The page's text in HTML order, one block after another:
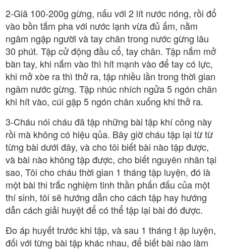
2-Giã 100-200g gừng, nấu với 2 lít nước nóng, rồi đổ
vào bồn tắm pha với nước lạnh vừa đủ ấm, nằm
ngâm ngập người và tay chân trong nước gừng lâu
30 phút. Tập cử động đầu cổ, tay chân. Tập nắm mở
bàn tay, khi nắm vào thì hít mạnh vào để tay có lực,
khi mở xòe ra thì thở ra, tập nhiều lần trong thời gian
ngâm nước gừng. Tập nhúc nhích ngửa 5 ngón chân
khi hít vào, cúi gập 5 ngón chân xuống khi thở ra.
3-Cháu nói cháu đã tập những bài tập khí công này
rồi mà không có hiệu qủa. Bây giờ cháu tập lại từ từ
từng bài dưới đây, và cho tôi biết bài nào tập được,
và bài nào không tập được, cho biết nguyên nhân tại
sao, Tôi cho cháu thời gian 1 tháng tập luyện, đó là
một bài thi trắc nghiệm tinh thần phấn đấu của một
thí sinh, tôi sẽ hướng dẫn cho cách tập hay hướng
dẫn cách giải huyệt để có thể tập lại bài đó được.
Đo áp huyết trước khi tập, và sau 1 tháng t ập luyện,
đối với từng bài tập khác nhau, để biết bài nào làm